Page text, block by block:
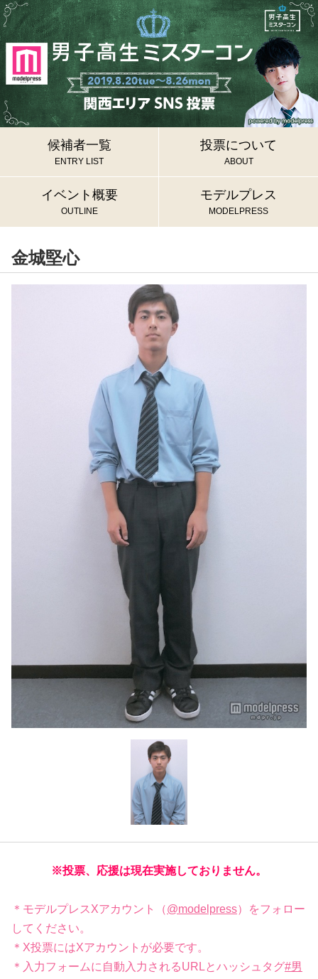
候補者一覧
ENTRY LIST
投票について
ABOUT
イベント概要
OUTLINE
モデルプレス
MODELPRESS
金城堅心
※投票、応援は現在実施しておりません。
＊モデルプレスXアカウント（@modelpress）をフォロー
してください。
＊X投票にはXアカウントが必要です。
＊入力フォームに自動入力されるURLとハッシュタグ#男